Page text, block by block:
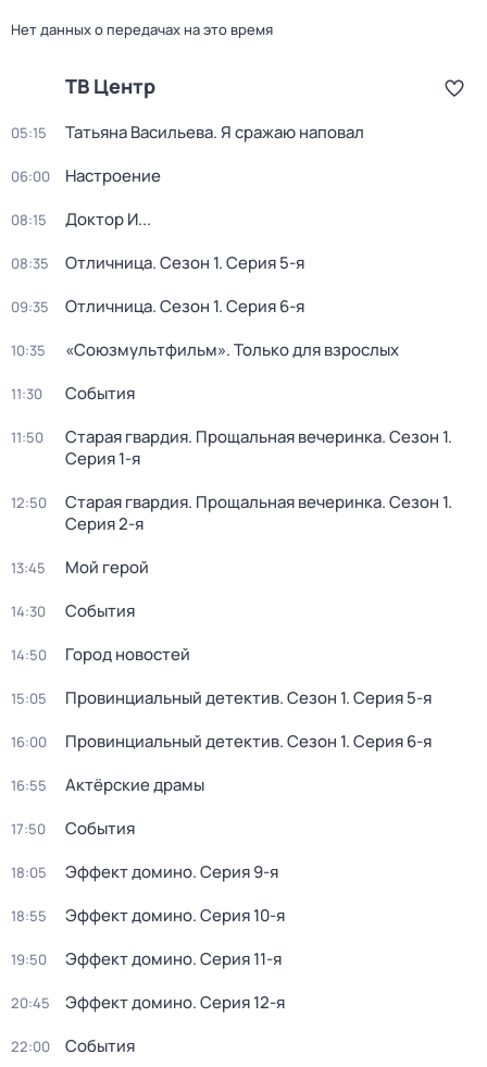
Нет данных о передачах на это время
ТВ Центр
05:15 Татьяна Васильева. Я сражаю наповал
06:00 Настроение
08:15 Доктор И...
08:35 Отличница. Сезон 1. Серия 5-я
09:35 Отличница. Сезон 1. Серия 6-я
10:35 «Союзмультфильм». Только для взрослых
11:30 События
11:50 Старая гвардия. Прощальная вечеринка. Сезон 1.
Серия 1-я
12:50 Старая гвардия. Прощальная вечеринка. Сезон 1.
Серия 2-я
13:45 Мой герой
14:30 События
14:50 Город новостей
15:05 Провинциальный детектив. Сезон 1. Серия 5-я
16:00 Провинциальный детектив. Сезон 1. Серия 6-я
16:55 Актёрские драмы
17:50 События
18:05 Эффект домино. Серия 9-я
18:55 Эффект домино. Серия 10-я
19:50 Эффект домино. Серия 11-я
20:45 Эффект домино. Серия 12-я
22:00 События